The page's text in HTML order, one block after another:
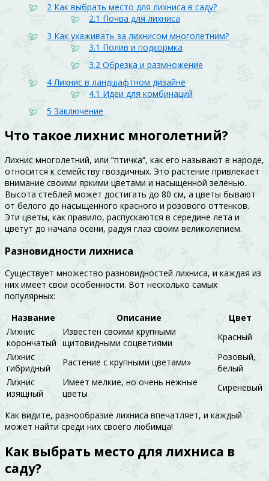
2 Как выбрать место для лихниса в саду?
2.1 Почва для лихниса
3 Как ухаживать за лихнисом многолетним?
3.1 Полив и подкормка
3.2 Обрезка и размножение
4 Лихнис в ландшафтном дизайне
4.1 Идеи для комбинаций
5 Заключение
Что такое лихнис многолетний?
Лихнис многолетний, или “птичка”, как его называют в народе,
относится к семейству гвоздичных. Это растение привлекает
внимание своими яркими цветами и насыщенной зеленью.
Высота стеблей может достигать до 80 см, а цветы бывают
от белого до насыщенного красного и розового оттенков.
Эти цветы, как правило, распускаются в середине лета и
цветут до начала осени, радуя глаз своим великолепием.
Разновидности лихниса
Существует множество разновидностей лихниса, и каждая из
них имеет свои особенности. Вот несколько самых
популярных:
Название
Описание
Цвет
Лихнис
корончатый
Известен своими крупными
щитовидными соцветиями
Красный
Лихнис
гибридный
Растение с крупными цветами»
Розовый,
белый
Лихнис
изящный
Имеет мелкие, но очень нежные
цветы
Сиреневый
Как видите, разнообразие лихниса впечатляет, и каждый
может найти среди них своего любимца!
Как выбрать место для лихниса в
саду?